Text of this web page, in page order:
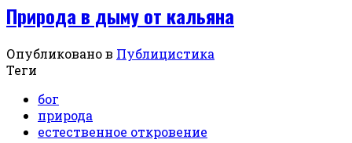
Природа в дыму от кальяна
Опубликовано в Публицистика
Теги
бог
природа
естественное откровение